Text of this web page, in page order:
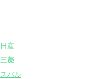
日産
三菱
スバル